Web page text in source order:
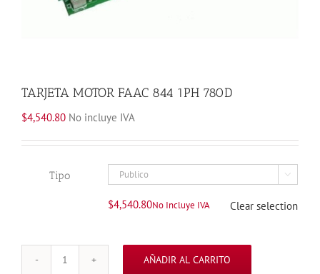
TARJETA MOTOR FAAC 844 1PH 780D
$4,540.80 No incluye IVA
Tipo 
$4,540.80No Incluye IVA Clear selection
TARJETA
AÑADIR AL CARRITO